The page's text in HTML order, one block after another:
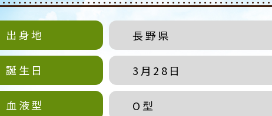
出身地 長野県
誕生日 3月28日
血液型 O型